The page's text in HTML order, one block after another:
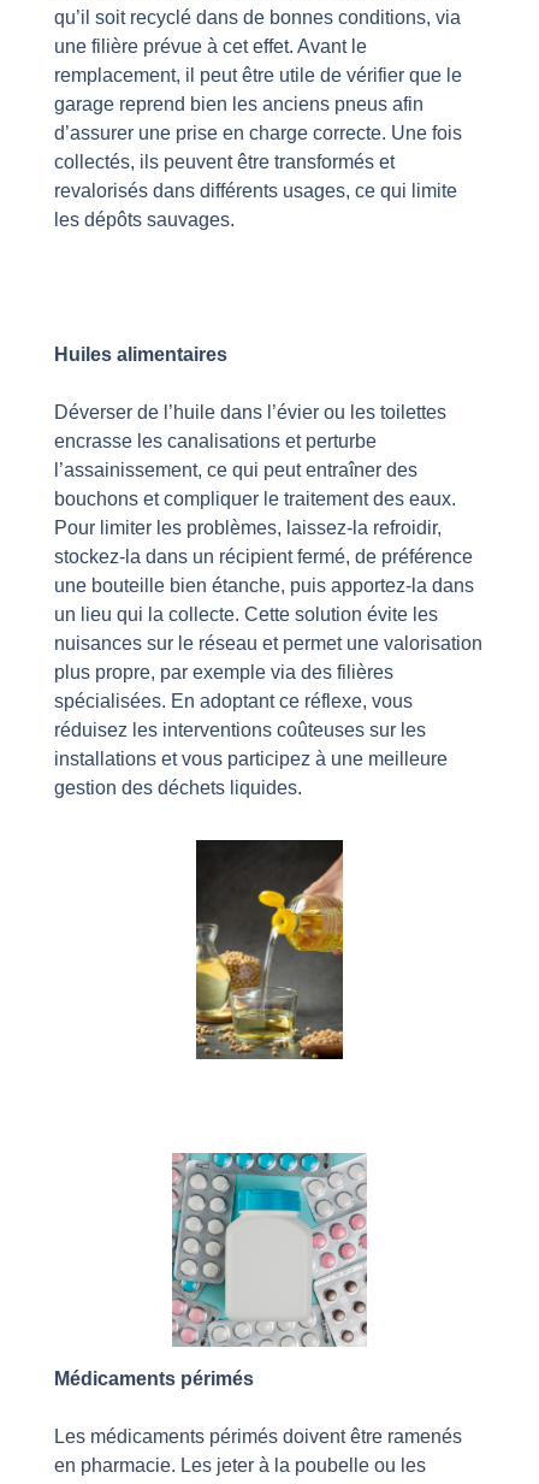
qu’il soit recyclé dans de bonnes conditions, via
une filière prévue à cet effet. Avant le
remplacement, il peut être utile de vérifier que le
garage reprend bien les anciens pneus afin
d’assurer une prise en charge correcte. Une fois
collectés, ils peuvent être transformés et
revalorisés dans différents usages, ce qui limite
les dépôts sauvages.
Huiles alimentaires
Déverser de l’huile dans l’évier ou les toilettes
encrasse les canalisations et perturbe
l’assainissement, ce qui peut entraîner des
bouchons et compliquer le traitement des eaux.
Pour limiter les problèmes, laissez-la refroidir,
stockez-la dans un récipient fermé, de préférence
une bouteille bien étanche, puis apportez-la dans
un lieu qui la collecte. Cette solution évite les
nuisances sur le réseau et permet une valorisation
plus propre, par exemple via des filières
spécialisées. En adoptant ce réflexe, vous
réduisez les interventions coûteuses sur les
installations et vous participez à une meilleure
gestion des déchets liquides.
Médicaments périmés
Les médicaments périmés doivent être ramenés
en pharmacie. Les jeter à la poubelle ou les